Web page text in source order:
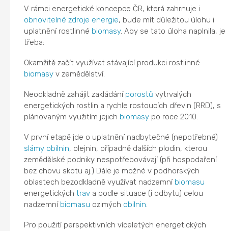
V rámci energetické koncepce ČR, která zahrnuje i
obnovitelné zdroje energie, bude mít důležitou úlohu i
uplatnění rostlinné biomasy. Aby se tato úloha naplnila, je
třeba:
Okamžitě začít využívat stávající produkci rostlinné
biomasy v zemědělství.
Neodkladně zahájit zakládání porostů vytrvalých
energetických rostlin a rychle rostoucích dřevin (RRD), s
plánovaným využitím jejich biomasy po roce 2010.
V první etapě jde o uplatnění nadbytečné (nepotřebné)
slámy obilnin, olejnin, případně dalších plodin, kterou
zemědělské podniky nespotřebovávají (při hospodaření
bez chovu skotu aj.) Dále je možné v podhorských
oblastech bezodkladně využívat nadzemní biomasu
energetickýchtrav a podle situace (i odbytu) celou
nadzemní biomasu ozimých obilnin.
Pro použití perspektivních víceletých energetických